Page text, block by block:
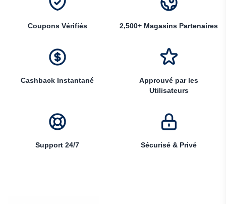
Coupons Vérifiés 2,500+ Magasins Partenaires
Cashback Instantané
Approuvé par les
Utilisateurs
Support 24/7 Sécurisé & Privé